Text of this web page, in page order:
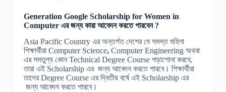
Generation Google Scholarship for Women in
Computerএর জন্য কারা আবেদন করতে পারবেন ?
Asia Pacific Country এর অন্তর্গত দেশের যে সমস্ত মহিলা
শিক্ষার্থীরা Computer Science, Computer Engineering অথবা
এর সমতুল্য কোন Technical Degree Course পড়াশোনা করবে,
তারা এই Scholarship এর জন্য আবেদন করতে পারবে। শিক্ষার্থীরা
তাদের Degree Course এর দ্বিতীয় বর্ষে এই Scholarship এর
জন্য আবেদন করতে পারবে।